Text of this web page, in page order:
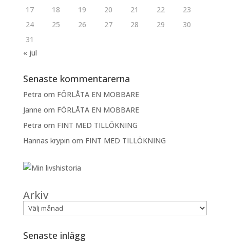
17
18 19 20 21 22
23
24
25 26 27 28 29
30
31
« jul
Senaste kommentarerna
Petra om FÖRLÅTA EN MOBBARE
Janne om FÖRLÅTA EN MOBBARE
Petra om FINT MED TILLÖKNING
Hannas krypin om FINT MED TILLÖKNING
Arkiv
Senaste inlägg